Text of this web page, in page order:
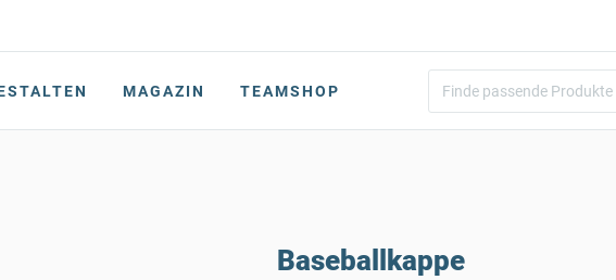
MAGAZIN TEAMSHOP
Baseballkappe